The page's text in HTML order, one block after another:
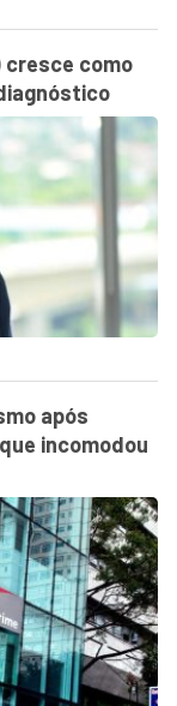
cresce como
após
incomodou